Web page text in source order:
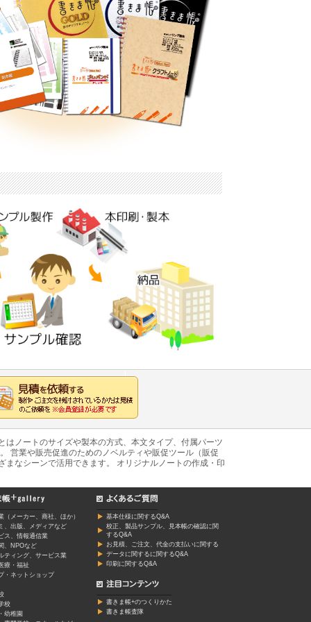
ノートのサイズや製本の方式、本文タイプ、付属パーツ
営業や販売促進のためのノベルティや販促ツール（販促
なシーンで活用できます。 オリジナルノートの作成・印
（メーカー、商社、ほか）
、出版、メディアなど
ス、情報通信業
、NPOなど
ティング、サービス業
療・福祉
・ネットショップ
校
幼稚園
基本仕様に関するQ&A
校正、製品サンプル、見本帳の確認に関
するQ&A
お見積、ご注文、代金の支払いに関する
データに関するに関するQ&A
印刷に関するQ&A
書きま帳+のつくりかた
書きま帳査隊